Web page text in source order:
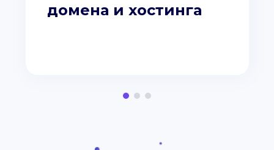
домена и хостинга